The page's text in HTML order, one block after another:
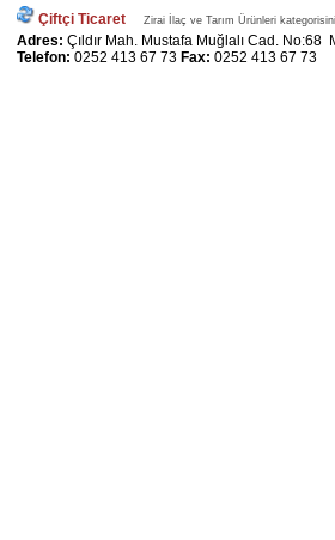
Çiftçi Ticaret Zirai İlaç ve Tarım Ürünleri
Adres: Çıldır Mah. Mustafa Muğlalı Cad. No:68
Telefon: 0252 413 67 73 Fax: 0252 413 67 73